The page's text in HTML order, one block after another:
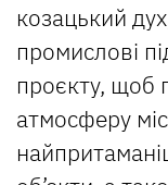
козацький
промислові
проєкту, щоб
атмосферу